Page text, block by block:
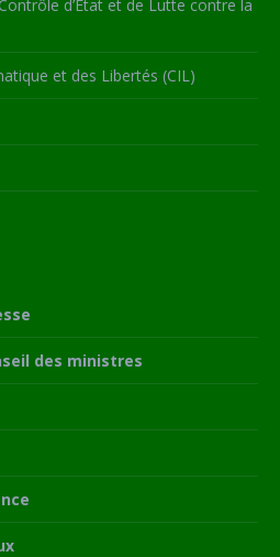
d’Etat et de Lutte contre la
et des Libertés (CIL)
des ministres